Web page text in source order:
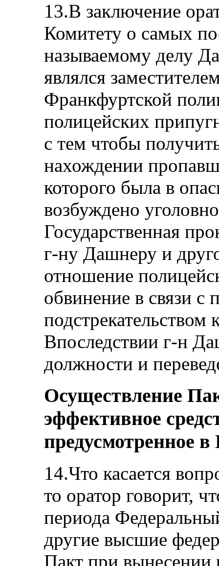
13.В заключение
Комитету о самых
называемому делу
являлся
Франкфуртской
полицейских
с тем чтобы
нахождении
которого была в
возбуждено
Государственная
г‑ну Дашнеру и
отношение
обвинение в связи
Впоследствии г‑н
должности и
Осуществление
эффективное
предусмотренное в
14.Что касается
то оратор говорит,
периода
другие высшие
Пакт при вынесении